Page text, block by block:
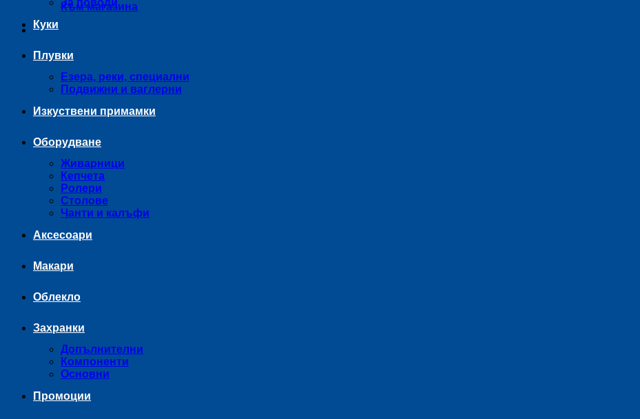
Към магазина
За поводи
Куки
Плувки
Езера, реки, специални
Подвижни и ваглерни
Изкуствени примамки
Оборудване
Живарници
Кепчета
Ролери
Столове
Чанти и калъфи
Аксесоари
Макари
Облекло
Захранки
Допълнителни
Компоненти
Основни
Промоции